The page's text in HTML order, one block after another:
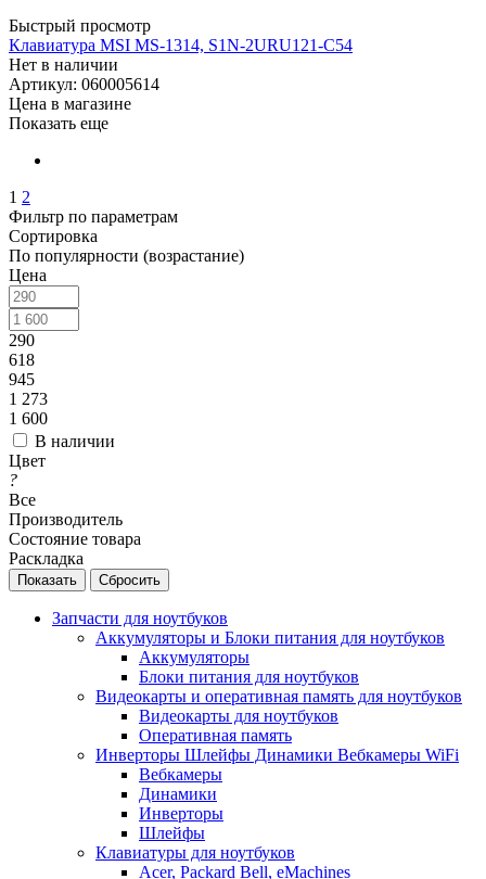
Быстрый просмотр
Клавиатура MSI MS-1314, S1N-2URU121-C54
Нет в наличии
Артикул: 060005614
Цена в магазине
Показать еще
1 2
Фильтр по параметрам
Сортировка
По популярности (возрастание)
Цена
290
618
945
1 273
1 600
В наличии
Цвет
?
Все
Производитель
Состояние товара
Раскладка
Сбросить
Запчасти для ноутбуков
Аккумуляторы и Блоки питания для ноутбуков
Аккумуляторы
Блоки питания для ноутбуков
Видеокарты и оперативная память для ноутбуков
Видеокарты для ноутбуков
Оперативная память
Инверторы Шлейфы Динамики Вебкамеры WiFi
Вебкамеры
Динамики
Инверторы
Шлейфы
Клавиатуры для ноутбуков
Acer, Packard Bell, eMachines